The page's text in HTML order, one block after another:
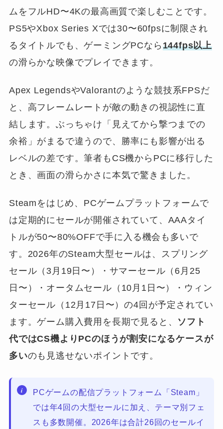
ムをフルHD〜4Kの最高画質で楽しむことです。
PS5やXbox Series Xでは30〜60fpsに制限され
るタイトルでも、ゲーミングPCなら 144fps以上
の滑らかな映像でプレイできます。
Apex LegendsやValorantのような競技系FPSだ
と、高フレームレートが敵の動きの視認性に直
結します。ぶっちゃけ「見えてから撃つまでの
余裕」がまるで違うので、勝率にも影響が出る
レベルの差です。筆者もCS機からPCに移行した
とき、画面の滑らかさに本気で驚きました。
Steamをはじめ、PCゲームプラットフォームで
は定期的にセールが開催されていて、AAAタイ
トルが50〜80%OFFで手に入る機会も多いで
す。2026年のSteam大型セールは、スプリング
セール（3月19日〜）・サマーセール（6月25
日〜）・オータムセール（10月1日〜）・ウィン
ターセール（12月17日〜）の4回が予定されてい
ます。ゲーム購入費用を長期で見ると、 ソフト
代ではCS機よりPCのほうが割安になるケースが
多いのも見逃せないポイントです。
PCゲームの配信プラットフォーム「Steam」
では年4回の大型セールに加え、テーマ別フェ
スも多数開催。2026年は合計26回のセールイ